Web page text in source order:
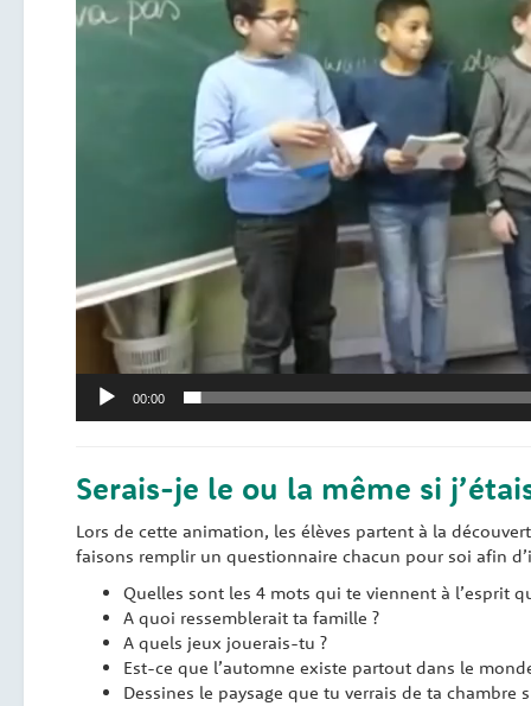
00:00
Serais-je le ou la même si
Lors de cette animation, les élèves partent à la
faisons remplir un questionnaire chacun pour soi afin
Quelles sont les 4 mots qui te viennent à l’esprit
A quoi ressemblerait ta famille ?
A quels jeux jouerais-tu ?
Est-ce que l’automne existe partout dans le
Dessines le paysage que tu verrais de ta chambre